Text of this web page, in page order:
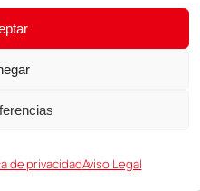
de privacidadAviso Legal